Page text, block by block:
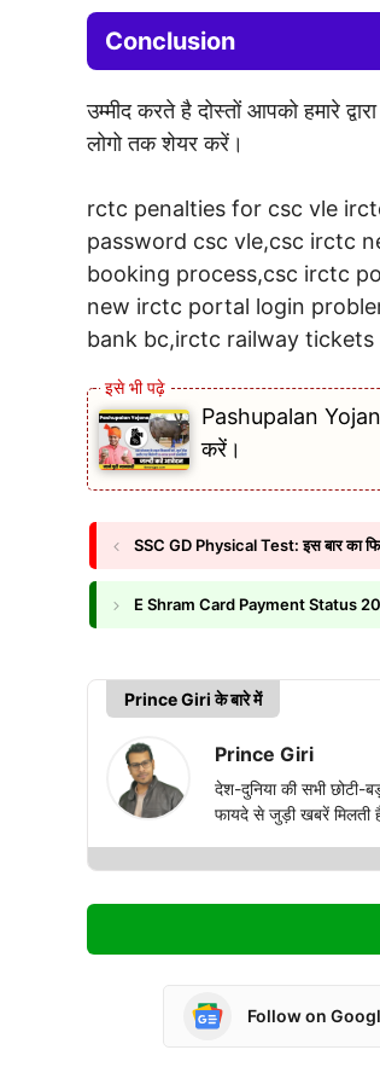
Conclusion
उम्मीद करते है दोस्तों आपको हमारे
लोगो तक शेयर करें।
rctc penalties for csc vle
password csc vle,csc irctc
booking process,csc irctc
new irctc portal login
bank bc,irctc railway
Pashupalan
करें।
SSC GD Physical Test: इस बार का
E Shram Card Payment Status
Prince Giri के बारे में
Prince Giri
देश-दुनिया की सभी
फायदे से जुड़ी खबरें मिलती
Follow on